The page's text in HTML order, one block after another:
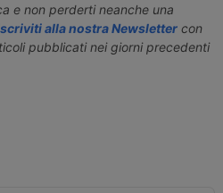
e non perderti neanche una
alla nostra Newslettercon
pubblicati nei giorni precedenti